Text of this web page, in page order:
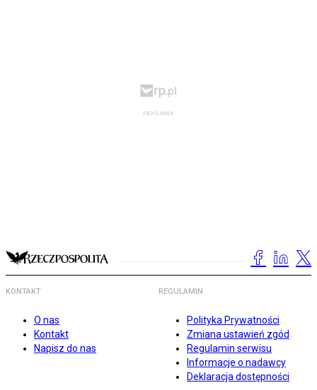
KONTAKT
O nas
Kontakt
Napisz do nas
REGULAMIN
Polityka Prywatności
Zmiana ustawień zgód
Regulamin serwisu
Informacje o nadawcy
Deklaracja dostępności